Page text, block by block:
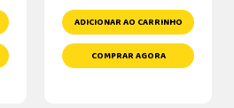
ADICIONAR AO CARRINHO
COMPRAR AGORA